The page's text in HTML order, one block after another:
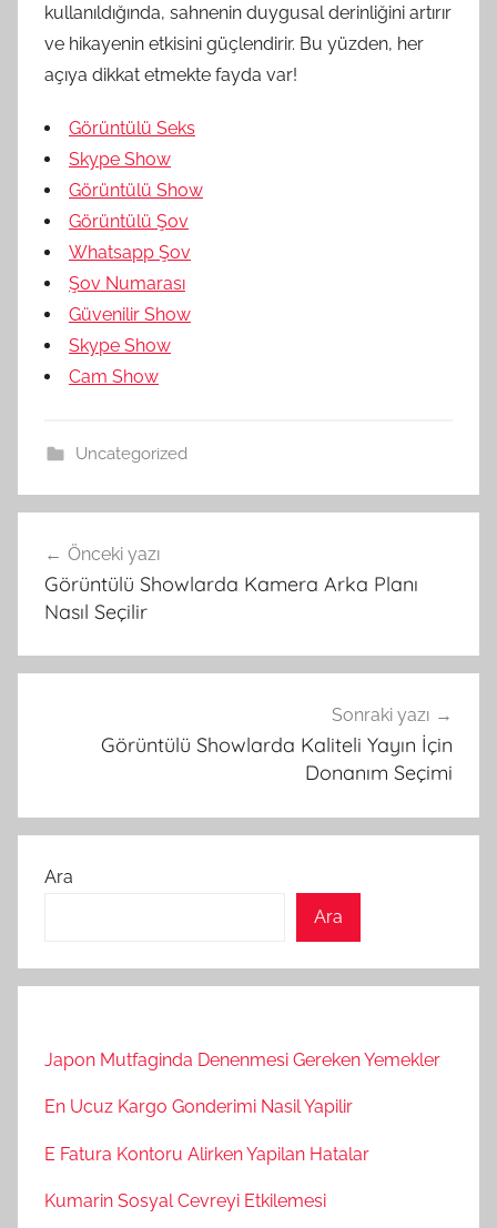
kullanıldığında, sahnenin duygusal derinliğini artırır
ve hikayenin etkisini güçlendirir. Bu yüzden, her
açıya dikkat etmekte fayda var!
Görüntülü Seks
Skype Show
Görüntülü Show
Görüntülü Şov
Whatsapp Şov
Şov Numarası
Güvenilir Show
Skype Show
Cam Show
Uncategorized
gezinmesi
Önceki yazı
Görüntülü Showlarda Kamera Arka Planı
Nasıl Seçilir
Sonraki yazı
Görüntülü Showlarda Kaliteli Yayın İçin
Donanım Seçimi
Ara
Ara
Japon Mutfaginda Denenmesi Gereken Yemekler
En Ucuz Kargo Gonderimi Nasil Yapilir
E Fatura Kontoru Alirken Yapilan Hatalar
Kumarin Sosyal Cevreyi Etkilemesi